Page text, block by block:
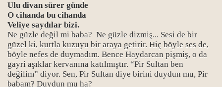
Ulu divan sürer günde
O cihanda bu cihanda
Veliye saydılar bizi.
Ne güzle değil mi baba? Ne güzle dizmiş... Sesi de bir
güzel ki, kurtla kuzuyu bir araya getirir. Hiç böyle ses de,
böyle nefes de duymadım. Bence Haydarcan pişmiş, o da
gayri aşıklar kervanına katılmıştır. “Pir Sultan ben
değilim” diyor. Sen, Pir Sultan diye birini duydun mu, Pir
babam? Duydun mu ha?